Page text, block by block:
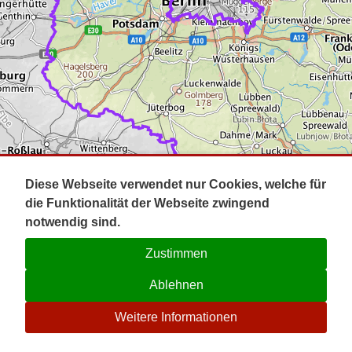
Impressum
Kontakt
☉
Diese Webseite verwendet nur Cookies, welche für
die Funktionalität der Webseite zwingend
notwendig sind.
Zustimmen
Ablehnen
Weitere Informationen